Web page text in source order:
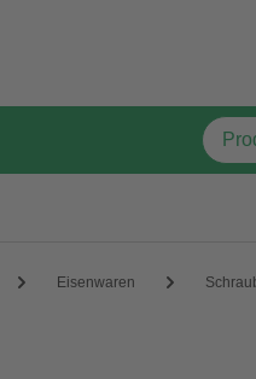
Eisenwaren